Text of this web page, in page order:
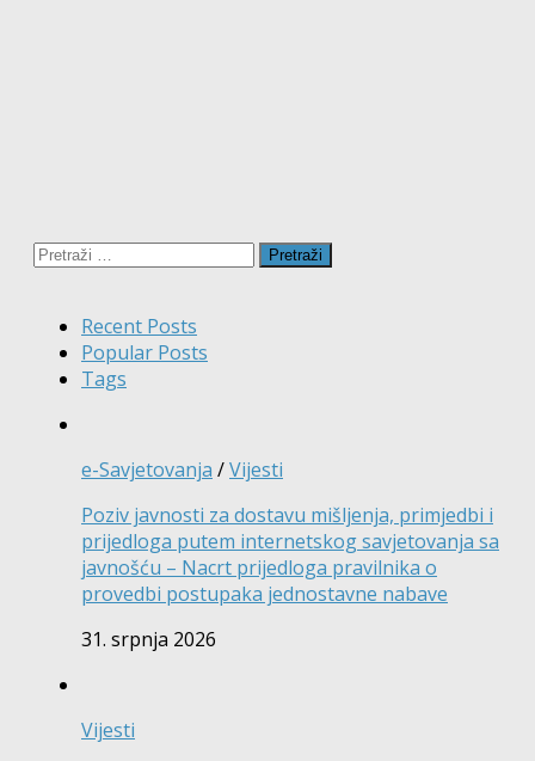
Pretraži:
Recent Posts
Popular Posts
Tags
e-Savjetovanja /Vijesti
Poziv javnosti za dostavu mišljenja, primjedbi i
prijedloga putem internetskog savjetovanja sa
javnošću – Nacrt prijedloga pravilnika o
provedbi postupaka jednostavne nabave
31. srpnja 2026
Vijesti